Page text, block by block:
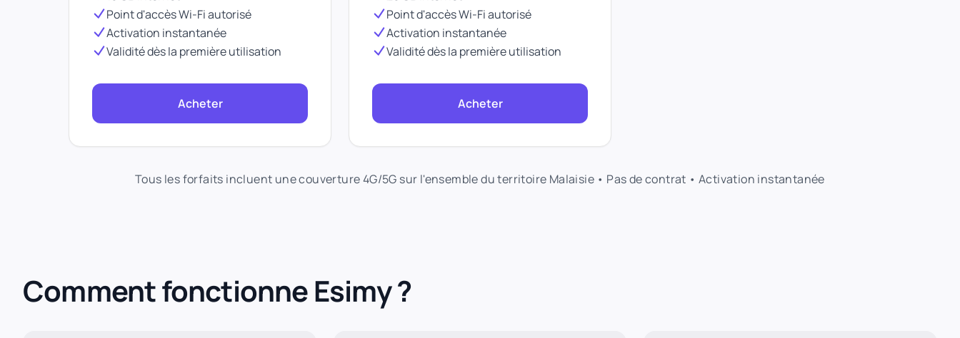
Point d'accès Wi-Fi autorisé
Activation instantanée
Validité dès la première utilisation
Acheter
Point d'accès Wi-Fi autorisé
Activation instantanée
Validité dès la première utilisation
Acheter
Tous les forfaits incluent une couverture 4G/5G sur l'ensemble du territoire Malaisie • Pas de contrat • Activation instantanée
Comment fonctionne Esimy ?